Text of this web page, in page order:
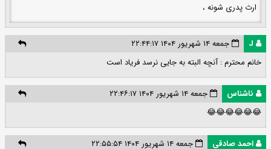
ارث پدری شونه ،
جمعه ۱۴ شهریور ۱۴۰۴ ۲۲:۴۴:۱۷
خانم محترم : آنچه البته به جایی نرسد فریاد است
ناشناس
جمعه ۱۴ شهریور ۱۴۰۴ ۲۲:۴۶:۱۷
😂😂😂😂😂😂
احمد صادقی
جمعه ۱۴ شهریور ۱۴۰۴ ۲۲:۵۵:۵۴